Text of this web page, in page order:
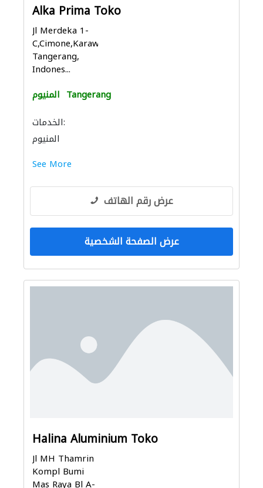
Alka Prima Toko
Jl Merdeka 1-
C,Cimone,Karawaci,
Tangerang,
Indones...
المنيوم Tangerang
الخدمات:
المنيوم
See More
عرض رقم الهاتف
عرض الصفحة الشخصية
Halina Aluminium Toko
Jl MH Thamrin
Kompl Bumi
Mas Raya Bl A-